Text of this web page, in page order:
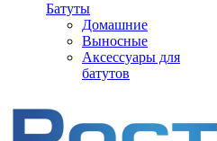
Батуты
Домашние
Выносные
Аксессуары для
батутов